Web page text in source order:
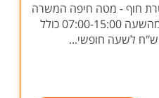
חוף - מטה חיפה המשרה
בת 8 שעות בימים - א ' - ה' מהשעה 07:00-15:00 כולל